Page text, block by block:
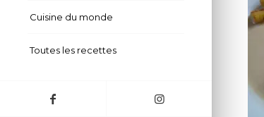
Cuisine du monde
Toutes les recettes